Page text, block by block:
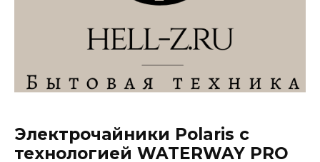
Электрочайники Polaris c
технологией WATERWAY PRO